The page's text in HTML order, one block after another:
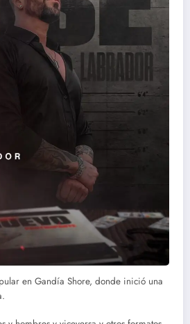
en Gandía Shore, donde inició una